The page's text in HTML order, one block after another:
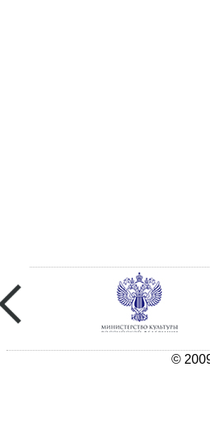
©